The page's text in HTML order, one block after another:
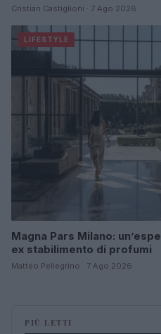
Cristian Castiglioni · 7 Ago 2026
LIFESTYLE
Magna Pars Milano:
ex stabilimento di profumi
Matteo Pellegrino · 7 Ago 2026
PIÙ LETTI